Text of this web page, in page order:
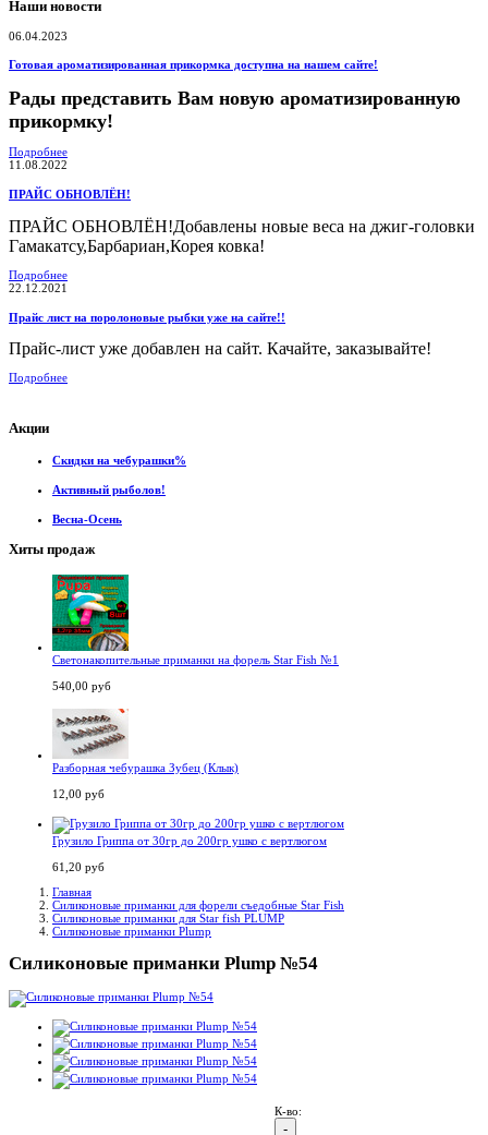
Наши новости
06.04.2023
Готовая ароматизированная прикормка доступна на нашем сайте!
Рады представить Вам новую ароматизированную
прикормку!
Подробнее
11.08.2022
ПРАЙС ОБНОВЛЁН!
ПРАЙС ОБНОВЛЁН!Добавлены новые веса на джиг-головки
Гамакатсу,Барбариан,Корея ковка!
Подробнее
22.12.2021
Прайс лист на поролоновые рыбки уже на сайте!!
Прайс-лист уже добавлен на сайт. Качайте, заказывайте!
Подробнее
Акции
Скидки на чебурашки%
Активный рыболов!
Весна-Осень
Хиты продаж
Светонакопительные приманки на форель Star Fish №1
540,00 руб
Разборная чебурашка Зубец (Клык)
12,00 руб
Грузило Гриппа от 30гр до 200гр ушко с вертлюгом
61,20 руб
Главная
Силиконовые приманки для форели съедобные Star Fish
Силиконовые приманки для Star fish PLUMP
Силиконовые приманки Plump
Силиконовые приманки Plump №54
К-во: